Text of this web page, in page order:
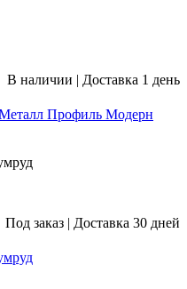
В наличии | Доставка 1 день
Профиль Модерн
Под заказ | Доставка 30 дней